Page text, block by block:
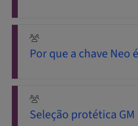
Por que a chave Neo
Seleção protética